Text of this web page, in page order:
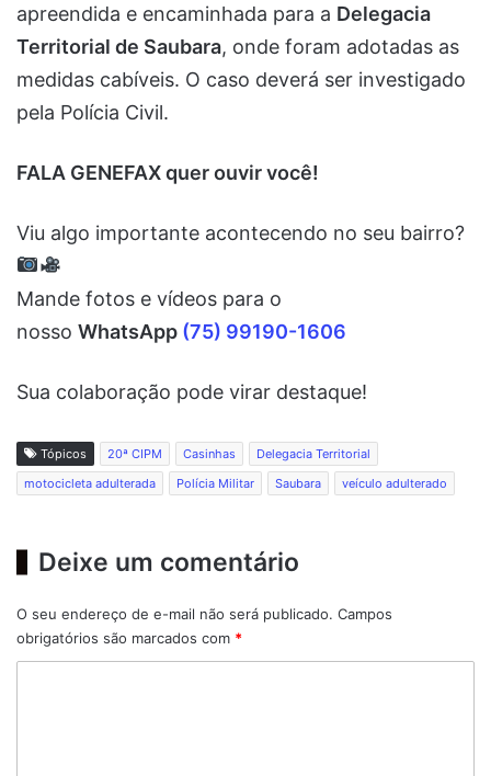
apreendida e encaminhada para a Delegacia
Territorial de Saubara, onde foram adotadas as
medidas cabíveis. O caso deverá ser investigado
pela Polícia Civil.
FALA GENEFAX quer ouvir você!
Viu algo importante acontecendo no seu bairro?
Mande fotos e vídeos para o
nosso WhatsApp (75) 99190-1606
Sua colaboração pode virar destaque!
Tópicos 20ª CIPM Casinhas
Delegacia Territorial
motocicleta adulterada
Polícia Militar Saubara veículo adulterado
Deixe um comentário
O seu endereço de e-mail não será publicado. Campos
obrigatórios são marcados com *